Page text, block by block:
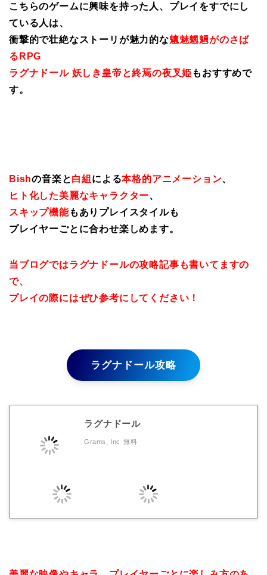
こちらのゲームに興味を持った人、プレイをすでにし
ている人は、
衝撃的で壮絶なストーリが魅力的な魑魅魍魎がのさば
るRPG
ラグナドール 妖しき皇帝と終焉の夜叉姫 もおすすめで
す。
Bishの音楽と白組 による本格的アニメーション、
ヒト化した美麗なキャラクター、
スキップ機能もありプレイスタイルも
プレイヤーごとに合わせ楽しめます。
当ブログではラグナドールの攻略記事も書いてますの
で、
プレイの際にはぜひ参考にしてください！
ラグナドール攻略
ラグナドール
Grams, Inc 無料